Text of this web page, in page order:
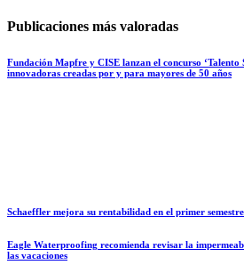
Publicaciones más valoradas
Fundación Mapfre y CISE lanzan el concurso ‘Talento
innovadoras creadas por y para mayores de 50 años
Schaeffler mejora su rentabilidad en el primer
Eagle Waterproofing recomienda revisar la
las vacaciones